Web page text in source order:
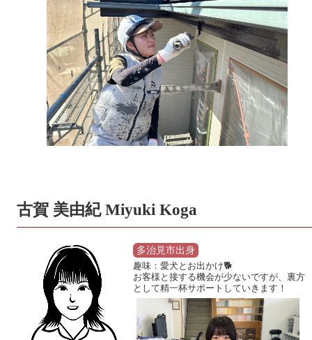
古賀 美由紀 Miyuki Koga
多治見市出身
趣味：愛犬とお出かけ🐕
お客様と接する機会が少ないですが、裏方
として精一杯サポートしていきます！